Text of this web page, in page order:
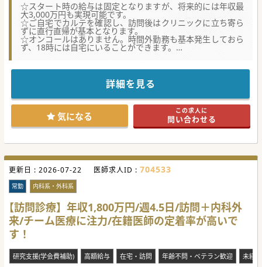
☆スタート時の給与は固定となりますが、将来的には年収最
大3,000万円も実現可能です。
☆ご自宅でカルテを確認し、訪問後はクリニックに立ち寄ら
ずに直行直帰が基本となります。
☆オンコールはありません。時間外勤務も基本発生しておら
ず、18時には自宅にいることができます。
■1名退職予定の常勤医師がおり、駿河区を中心に静岡市内
の施設への訪問診療をご担当いただける先生を募集しており
■ご自宅から直行直帰を基本とするため、自家用車を運転し
て訪問先の施設へ移動していただくことが必須となります。
■クリニックに立ち寄る機会が少ないため、ITを活用してコ
ミュニケーションをとっていただける先生を歓迎します。
■居宅施設の割合は99％が施設への訪問診療となります。現
地で看護師と集合し一緒に診療を行っていただきます。
■ご自宅のPCをクラウドで繋ぎ、カルテをご確認いただける
ようにいたします。訪問後もご自宅で入力が可能です。
■オンコールはありません。訪問先もご自宅を起点に決定い
たしますので、時間外勤務は基本発生しておりません。
【医療機関情報】
■静岡県に加え、愛知県、岐阜県、三重県、山梨県に展開
し、訪問診療だけでなく、再生医療なども幅広く展開してい
ます。
■2005年のクリニック開業当初から在宅医療をはじめ、「患
■理事長は新しい発想や視点をお持ちの先生を歓迎しており
ます。チャレンジできる環境をお探しの先生にお勧めです。
詳細を見る
気になる この求人に
問い合わせる
更新日 : 2026-07-22 医師求人ID : 704533
常勤 内科系・外科系
【訪問診療】年収1,800万円/週4.5日/訪問＋内科外
来/チーム医療に注力/在籍医師の定着率が高いで
す！
研究支援(学会費補助) 高額給与 在宅・訪問 年齢不問・ベテラン歓迎 未経